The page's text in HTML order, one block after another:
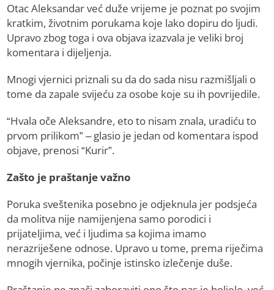
Otac Aleksandar već duže vrijeme je poznat po svojim
kratkim, životnim porukama koje lako dopiru do ljudi.
Upravo zbog toga i ova objava izazvala je veliki broj
komentara i dijeljenja.
Mnogi vjernici priznali su da do sada nisu razmišljali o
tome da zapale svijeću za osobe koje su ih povrijedile.
“Hvala oče Aleksandre, eto to nisam znala, uradiću to
prvom prilikom” – glasio je jedan od komentara ispod
objave, prenosi “Kurir”.
Zašto je praštanje važno
Poruka sveštenika posebno je odjeknula jer podsjeća
da molitva nije namijenjena samo porodici i
prijateljima, već i ljudima sa kojima imamo
nerazriješene odnose. Upravo u tome, prema riječima
mnogih vjernika, počinje istinsko izlečenje duše.